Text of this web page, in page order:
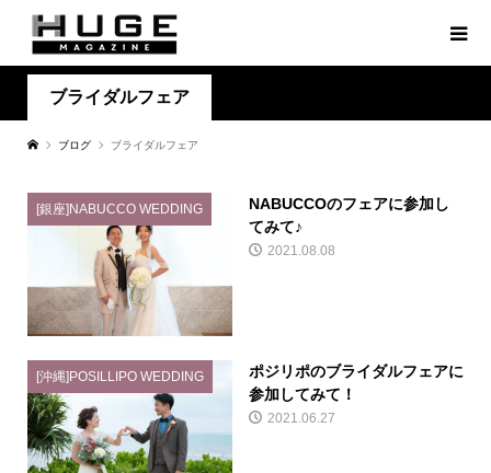
ブライダルフェア
ブログ ブライダルフェア
[銀座]NABUCCO WEDDING
NABUCCOのフェアに参加し
てみて♪
2021.08.08
[沖縄]POSILLIPO WEDDING
ポジリポのブライダルフェアに
参加してみて！
2021.06.27